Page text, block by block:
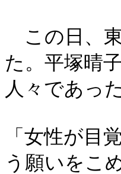
この日、
た。平塚晴
人々であった
「女性が目
う願いをこ